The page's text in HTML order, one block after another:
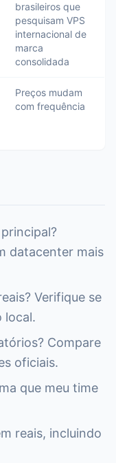
brasileiros que
pesquisam VPS
internacional de
marca
consolidada
Preços mudam
com frequência
datacenter mais
Verifique se
local.
Compare
oficiais.
que meu time
reais, incluindo